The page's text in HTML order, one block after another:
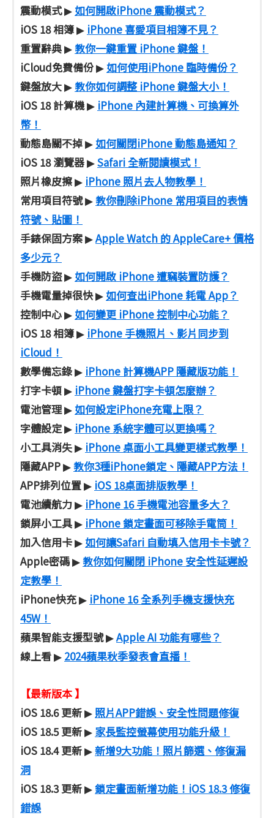
震動模式▶如何開啟iPhone 震動模式？
iOS 18 相簿▶ iPhone 喜愛項目相簿不見？
重置辭典▶教你一鍵重置 iPhone 鍵盤！
iCloud免費備份▶如何使用iPhone 臨時備份？
鍵盤放大▶教你如何調整 iPhone 鍵盤大小！
iOS 18 計算機▶ iPhone 內建計算機、可換算外
幣！
動態島關不掉▶如何關閉iPhone 動態島通知？
iOS 18 瀏覽器▶Safari 全新閱讀模式！
照片橡皮擦▶ iPhone 照片去人物教學！
常用項目符號▶教你刪除iPhone 常用項目的表情
符號、貼圖！
手錶保固方案▶Apple Watch 的 AppleCare+ 價格
多少元？
手機防盜▶如何開啟 iPhone 遭竊裝置防護？
手機電量掉很快▶如何查出iPhone 耗電 App？
控制中心▶如何變更 iPhone 控制中心功能？
iOS 18 相簿▶ iPhone 手機照片、影片同步到
iCloud！
數學備忘錄▶ iPhone 計算機APP 隱藏版功能！
打字卡頓▶ iPhone 鍵盤打字卡頓怎麼辦？
電池管理▶如何設定iPhone充電上限？
字體設定▶ iPhone 系統字體可以更換嗎？
小工具消失▶ iPhone 桌面小工具變更樣式教學！
隱藏APP▶教你3種iPhone鎖定、隱藏APP方法！
APP排列位置▶ iOS 18桌面排版教學！
電池續航力▶ iPhone 16 手機電池容量多大？
鎖屏小工具▶ iPhone 鎖定畫面可移除手電筒！
加入信用卡▶如何讓Safari 自動填入信用卡卡號？
Apple密碼▶教你如何關閉 iPhone 安全性延遲設
定教學！
iPhone快充▶ iPhone 16 全系列手機支援快充
45W！
蘋果智能支援型號▶Apple AI 功能有哪些？
線上看▶ 2024蘋果秋季發表會直播！
【最新版本 】
iOS 18.6 更新▶ 照片APP錯誤、安全性問題修復
iOS 18.5 更新▶ 家長監控螢幕使用功能升級！
iOS 18.4 更新▶新增9大功能！照片篩選、修復漏
洞
iOS 18.3 更新▶鎖定畫面新增功能！iOS 18.3 修復
錯誤